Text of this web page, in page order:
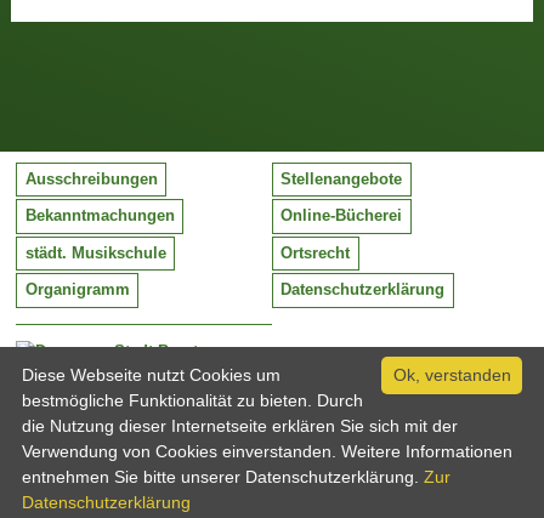
Stadt Barntrup
Mittelstraße 38
32683 Barntrup
Tel:
Email:
05263 / 409-0
info@barntrup.de
Ausschreibungen Stellenangebote
Bekanntmachungen Online-Bücherei
städt. Musikschule Ortsrecht
Organigramm Datenschutzerklärung
Ok, verstanden
Diese Webseite nutzt Cookies um
bestmögliche Funktionalität zu bieten. Durch
die Nutzung dieser Internetseite erklären Sie sich mit der
Verwendung von Cookies einverstanden. Weitere Informationen
entnehmen Sie bitte unserer Datenschutzerklärung. Zur
Datenschutzerklärung